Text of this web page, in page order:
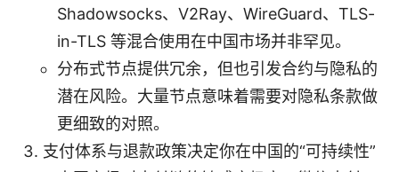
Shadowsocks、V2Ray、WireGuard、TLS-
in-TLS 等混合使用在中国市场并非罕见。
分布式节点提供冗余，但也引发合约与隐私的
潜在风险。大量节点意味着需要对隐私条款做
更细致的对照。
支付体系与退款政策决定你在中国的“可持续性”